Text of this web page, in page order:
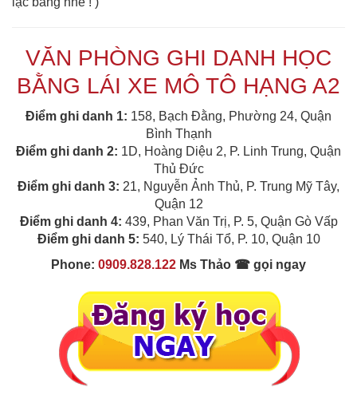
VĂN PHÒNG GHI DANH HỌC
BẰNG LÁI XE MÔ TÔ HẠNG A2
Điểm ghi danh 1: 158, Bạch Đằng, Phường 24, Quận
Bình Thạnh
Điểm ghi danh 2: 1D, Hoàng Diệu 2, P. Linh Trung, Quận
Thủ Đức
Điểm ghi danh 3: 21, Nguyễn Ảnh Thủ, P. Trung Mỹ Tây,
Quận 12
Điểm ghi danh 4: 439, Phan Văn Trị, P. 5, Quận Gò Vấp
Điểm ghi danh 5: 540, Lý Thái Tổ, P. 10, Quận 10
Phone: 0909.828.122 Ms Thảo ☎ gọi ngay